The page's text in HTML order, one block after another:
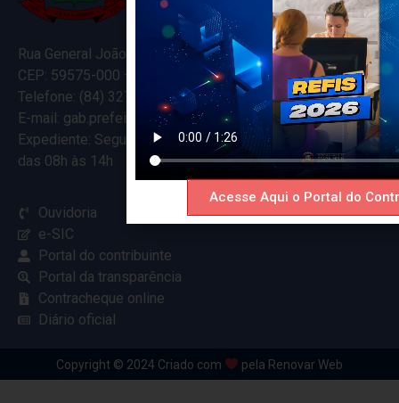
Rua General João Varela, 635
CEP: 59575-000 – Ceará-Mirim – RN
Telefone: (84) 3274-5916
E-mail: gab.prefeitocearamirim@gmail.com
Expediente: Segunda à Sexta
das 08h às 14h
Ouvidoria
e-SIC
Portal do contribuinte
Portal da transparência
Contracheque online
Diário oficial
Copyright © 2024 Criado com pela Renovar Web
Acesse Aqui o Portal do